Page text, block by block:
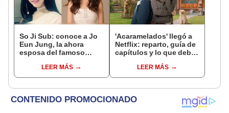
So Ji Sub: conoce a Jo
Eun Jung, la ahora
esposa del famoso
LEER MÁS
'Acaramelados' llegó a
Netflix: reparto, guía de
capítulos y lo que debes
coreanaLEER MÁS